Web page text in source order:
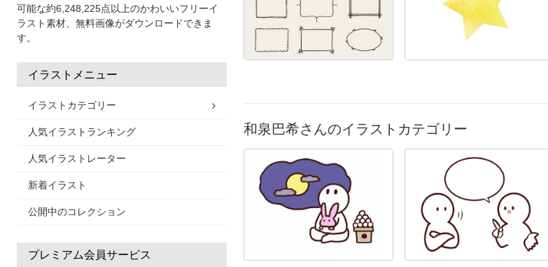
可能な約6,248,225点以上のかわいいフリーイ
ラスト素材、無料画像がダウンロードできま
す。
イラストメニュー
イラストカテゴリー
人気イラストランキング
人気イラストレーター
新着イラスト
公開中のコレクション
プレミアム会員サービス
和泉巴希さんのイラストカテゴリー